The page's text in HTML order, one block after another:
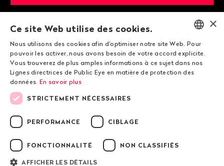
Devenir membre
© 2026 Public Eye
Mentions légales
Lignes directrices de Public Eye en matière de
ENGLISH
DEUTSCH
×
Ce site Web utilise des cookies.
Nous utilisons des cookies afin d'optimiser notre site Web. Pour
pouvoir les activer, nous avons besoin de votre accord explicite.
Vous trouverez de plus amples informations à ce sujet dans nos
Lignes directrices de Public Eye en matière de protection des
données. En savoir plus
STRICTEMENT NÉCESSAIRES
PERFORMANCE CIBLAGE
FONCTIONNALITÉ NON CLASSIFIÉS
AFFICHER LES DÉTAILS